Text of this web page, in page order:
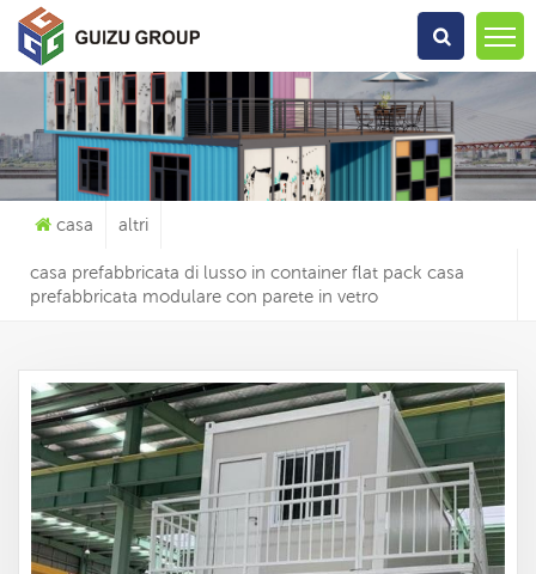
Che Cosa Sta Cercando?
casa altri
casa prefabbricata di lusso in container flat pack casa
prefabbricata modulare con parete in vetro